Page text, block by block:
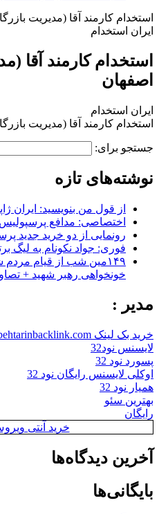
استخدام کارمند آقا (مدیریت
ایران استخدام
استخدام کارمند آقا
اصفهان
ایران استخدام
استخدام کارمند آقا (مدیریت
جستجو برای:
نوشته‌های تازه
از قول من بنویسید: ایران
اختصاصی: مدافع
رونمایی از دو خرید جدید
فوری: جواد نکونام به لیگ
۱۴۹مین شب از قیام
خونخواهی رهبر شهید +
مدیر :
خرید بک لینک behtarinbacklink.com
لایسنس نود32
پسورد نود 32
اوکلی لایسنس رایگان نود 32
همیار نود 32
بهترین سئو
رایگان
خرید آنتی
آخرین دیدگاه‌ها
بایگانی‌ها